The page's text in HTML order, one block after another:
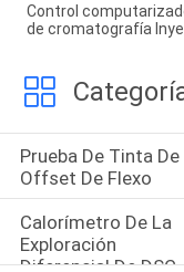
Control
de cromatografía
Prueba De Tinta De
Offset De Flexo
Calorímetro De La
Exploración
Diferencial De DSC